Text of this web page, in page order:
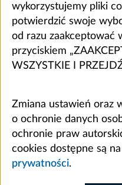
wykorzystujemy pliki
potwierdzić swoje
od razu zaakceptować
przyciskiem
WSZYSTKIE I
Zmiana ustawień oraz
o ochronie danych
ochronie praw
cookies dostępne są
prywatności.